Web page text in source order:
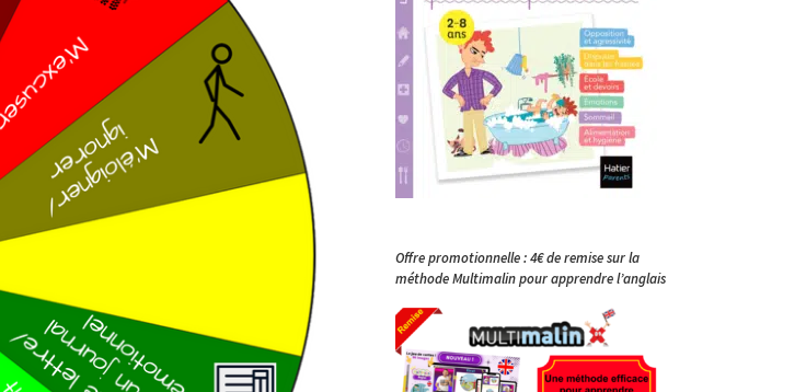
Offre promotionnelle : 4€ de remise sur la
méthode Multimalin pour apprendre l’anglais